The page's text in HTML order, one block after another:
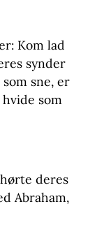
Kom lad
synder
sne, er
som
deres
Abraham,